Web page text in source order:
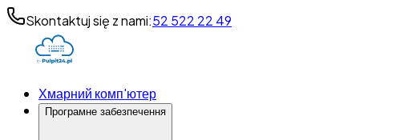
Skontaktuj się z nami:52 522 22 49
Хмарний комп'ютер
Програмне забезпечення